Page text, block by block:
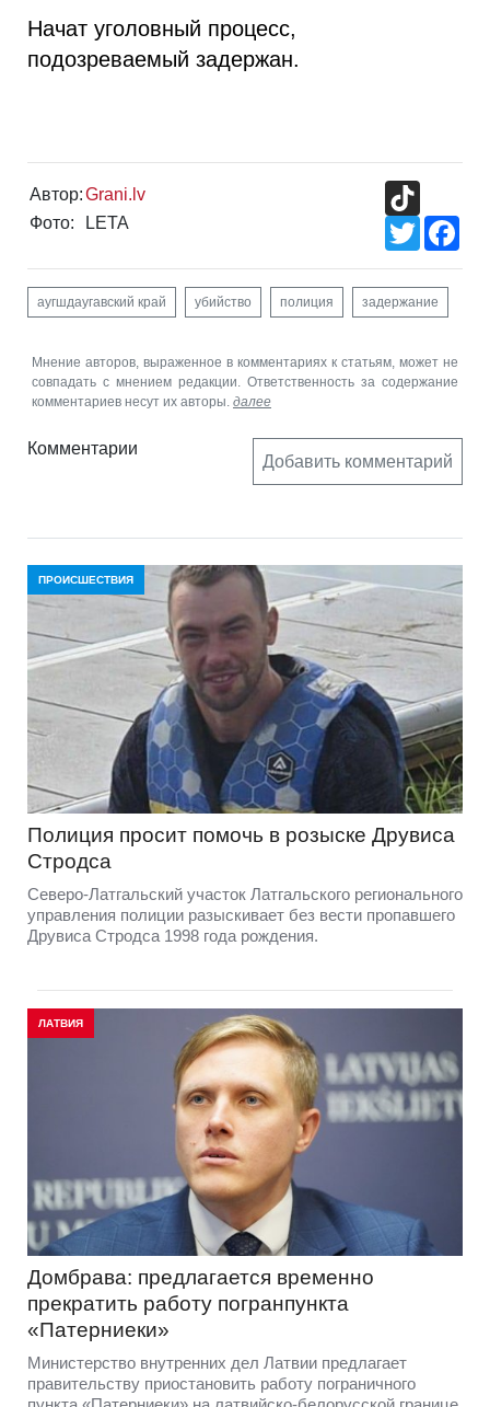
Начат уголовный процесс,
подозреваемый задержан.
Автор:Grani.lv
Фото:
LETA
Twitter
аугшдаугавский край убийство полиция задержание
Мнение авторов, выраженное в комментариях к статьям, может не
совпадать с мнением редакции. Ответственность за содержание
комментариев несут их авторы. далее
Комментарии
Добавить комментарий
ПРОИСШЕСТВИЯ
Полиция просит помочь в розыске Друвиса
Стродса
Северо-Латгальский участок Латгальского регионального
управления полиции разыскивает без вести пропавшего
Друвиса Стродса 1998 года рождения.
ЛАТВИЯ
Домбрава: предлагается временно
прекратить работу погранпункта
«Патерниеки»
Министерство внутренних дел Латвии предлагает
правительству приостановить работу пограничного